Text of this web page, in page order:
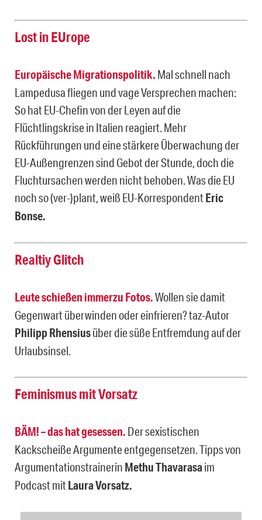
Lost in EUrope
Europäische Migrationspolitik. Mal schnell nach
Lampedusa fliegen und vage Versprechen machen:
So hat EU-Chefin von der Leyen auf die
Flüchtlingskrise in Italien reagiert. Mehr
Rückführungen und eine stärkere Überwachung der
EU-Außengrenzen sind Gebot der Stunde, doch die
Fluchtursachen werden nicht behoben. Was die EU
noch so (ver-)plant, weiß EU-KorrespondentEric
Bonse.
Realtiy Glitch
Leute schießen immerzu Fotos.Wollen sie damit
Gegenwart überwinden oder einfrieren? taz-Autor
Philipp Rhensiusüber die süße Entfremdung auf der
Urlaubsinsel.
Feminismus mit Vorsatz
BÄM! – das hat gesessen. Der sexistischen
Kackscheiße Argumente entgegensetzen. Tipps von
Argumentationstrainerin Methu Thavarasaim
Podcast mitLaura Vorsatz.